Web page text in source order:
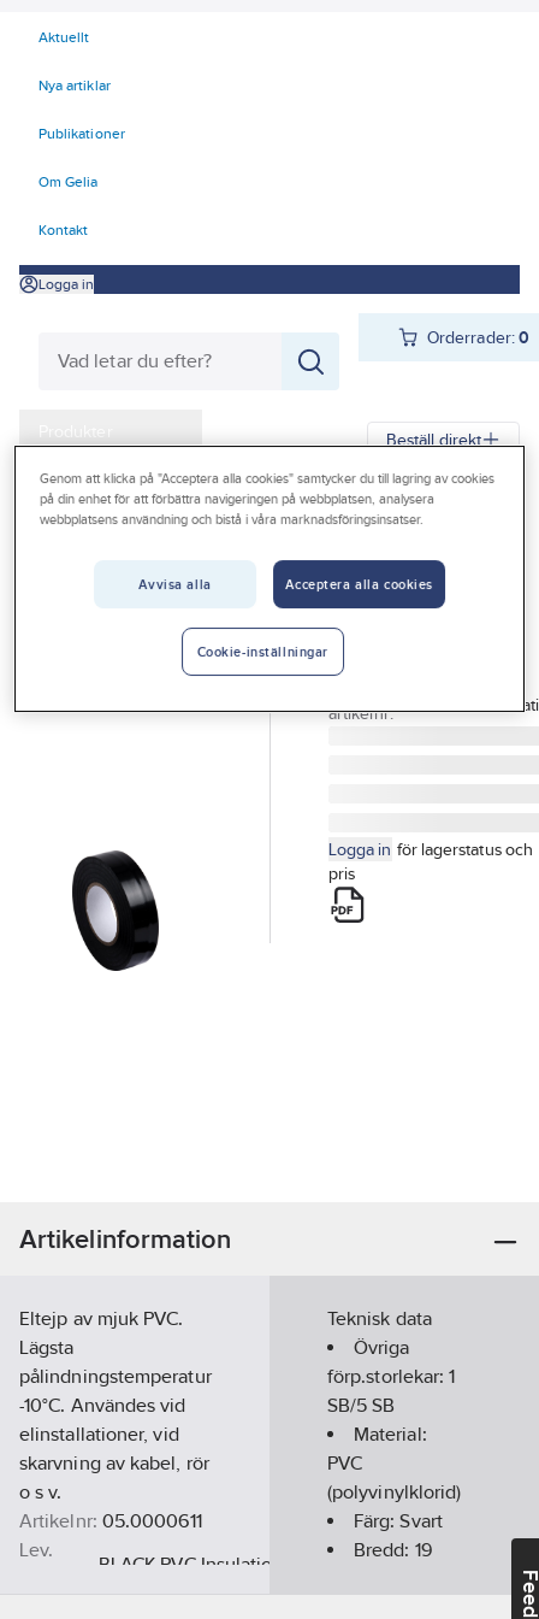
Aktuellt
Nya artiklar
Publikationer
Om Gelia
Kontakt
Logga in
Orderrader:0
Produkter
Kampanjer
Outlet
Beställ direkt
Gelia Produkter Gelia Fästmaterial
Tejp & Tätning
Eltejp, Gelia
Artikelnr:
artikelnr:
BLACK PVC
Logga in för lagerstatus och
pris
Artikelinformation
Eltejp av mjuk PVC.
Lägsta
pålindningstemperatur
-10°C. Användes vid
elinstallationer, vid
skarvning av kabel, rör
o s v.
Artikelnr: 05.0000611
Lev.
BLACK PVC Insulation
Teknisk data
Övriga
förp.storlekar:1
SB/5 SB
Material:
PVC
(polyvinylklorid)
Färg:Svart
Bredd: 19
Genom att klicka på "Acceptera alla cookies" samtycker du till lagring av cookies
på din enhet för att förbättra navigeringen på webbplatsen, analysera
webbplatsens användning och bistå i våra marknadsföringsinsatser.
Avvisa alla Acceptera alla cookies
Cookie-inställningar